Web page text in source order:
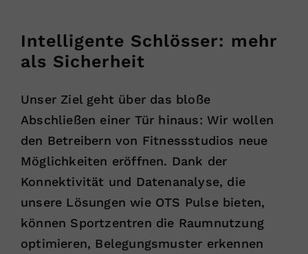
Intelligente Schlösser: mehr
als Sicherheit
Unser Ziel geht über das bloße
Abschließen einer Tür hinaus: Wir wollen
den Betreibern von Fitnessstudios neue
Möglichkeiten eröffnen. Dank der
Konnektivität und Datenanalyse, die
unsere Lösungen wie OTS Pulse bieten,
können Sportzentren die Raumnutzung
optimieren, Belegungsmuster erkennen